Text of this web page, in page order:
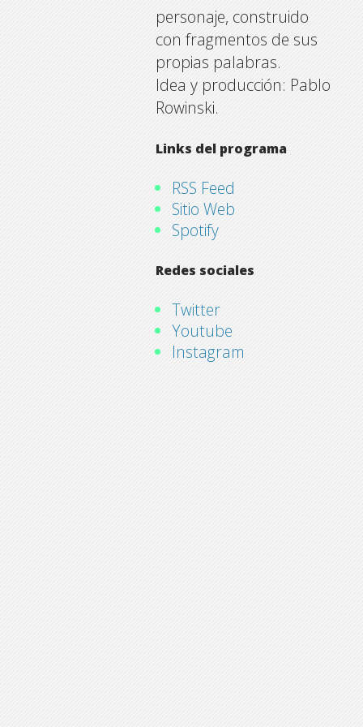
personaje, construido
con fragmentos de sus
propias palabras.
Idea y producción: Pablo
Rowinski.
Links del programa
RSS Feed
Sitio Web
Spotify
Redes sociales
Twitter
Youtube
Instagram